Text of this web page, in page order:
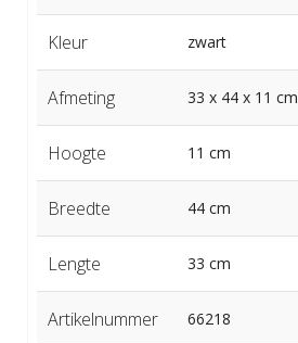
Kleur zwart
Afmeting 33 x 44 x 11 cm
Hoogte 11 cm
Breedte 44 cm
Lengte 33 cm
Artikelnummer 66218